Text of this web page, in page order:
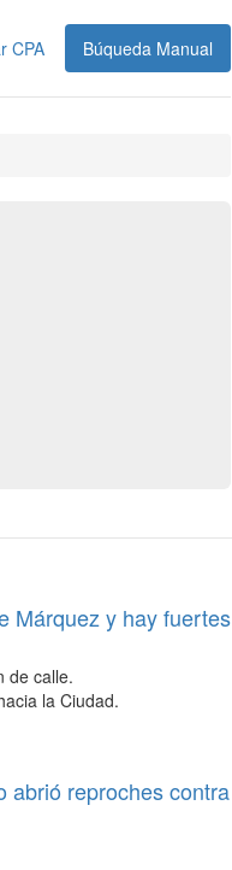
CPA Búqueda Manual
Márquez y hay fuertes
de calle.
la Ciudad.
abrió reproches contra